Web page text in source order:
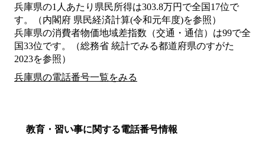
兵庫県の1人あたり県民所得は303.8万円で全国17位で
す。（内閣府 県民経済計算(令和元年度)を参照）
兵庫県の消費者物価地域差指数（交通・通信）は99で全
国33位です。（総務省 統計でみる都道府県のすがた
2023を参照）
兵庫県の電話番号一覧をみる
教育・習い事に関する電話番号情報